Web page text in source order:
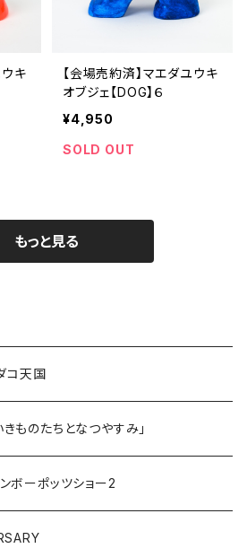
キ
【会場売約済】マエダユウキ
オブジェ【DOG】６
¥4,950
SOLD OUT
もっと見る
コ天国
ものたちとなつやすみ」
ボーポッツショー2